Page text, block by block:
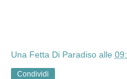
Una Fetta Di Paradiso alle
Condividi